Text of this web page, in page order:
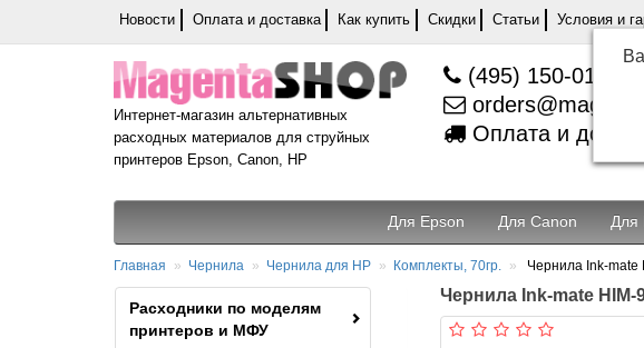
Новости Оплата и доставка Как купить Скидки Статьи Условия и
Интернет-магазин альтернативных
расходных материалов для струйных
принтеров Epson, Canon, HP
(495) 150-01-37
Оплата и
Для Epson Для Canon Для
Главная Чернила Чернила для HP Комплекты, 70гр. Чернила Ink-mate
Расходники по моделям
принтеров и МФУ
Чернила Ink-mate HIM-